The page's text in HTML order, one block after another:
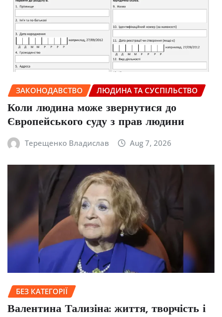
ЗАКОНОДАВСТВО ЛЮДИНА ТА СУСПІЛЬСТВО
Коли людина може звернутися до
Європейського суду з прав людини
Терещенко Владислав Aug 7, 2026
БЕЗ КАТЕГОРІЇ
Валентина Тализіна: життя, творчість і